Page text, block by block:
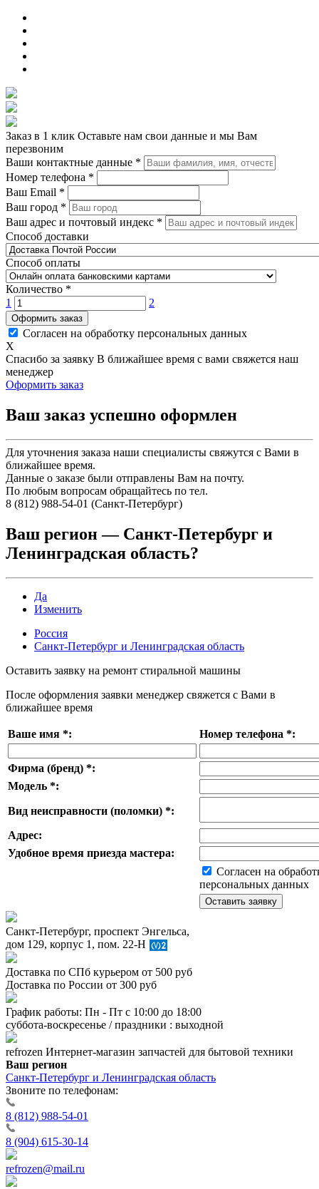
Заказ в 1 клик Оставьте нам свои данные и мы Вам
перезвоним
Ваши контактные данные *
Номер телефона *
Ваш Email *
Ваш город *
Ваш адрес и почтовый индекс *
Способ доставки
Способ оплаты
Количество *
1
2
Оформить заказ
Согласен на обработку персональных данных
X
Спасибо за заявку В ближайшее время с вами свяжется наш
менеджер
Оформить заказ
Ваш заказ успешно оформлен
Для уточнения заказа наши специалисты свяжутся с Вами в
ближайшее время.
Данные о заказе были отправлены Вам на почту.
По любым вопросам обращайтесь по тел.
8 (812) 988-54-01 (Санкт-Петербург)
Ваш регион — Санкт-Петербург и
Ленинградская область?
Да
Изменить
Россия
Санкт-Петербург и Ленинградская область
Оставить заявку на ремонт стиральной машины
После оформления заявки менеджер свяжется с Вами в
ближайшее время
Ваше имя *: Номер телефона *:
Фирма (бренд) *:
Модель *:
Вид неисправности (поломки) *:
Адрес:
Удобное время приезда мастера:
Согласен на
персональных данных
Санкт-Петербург, проспект Энгельса,
дом 129, корпус 1, пом. 22-Н
Доставка по СПб курьером от 500 руб
Доставка по России от 300 руб
График работы: Пн - Пт с 10:00 до 18:00
суббота-воскресенье / праздники : выходной
refrozen Интернет-магазин запчастей для бытовой техники
Ваш регион
Санкт-Петербург и Ленинградская область
Звоните по телефонам:
8 (812) 988-54-01
8 (904) 615-30-14
refrozen@mail.ru